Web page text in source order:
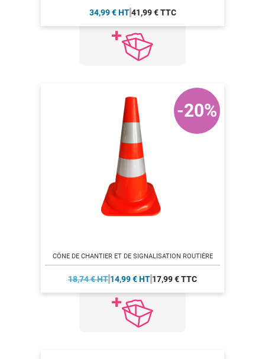
34,99 € HT 41,99 € TTC
CÔNE DE CHANTIER ET DE SIGNALISATION ROUTIÈRE
18,74 € HT 14,99 € HT 17,99 € TTC
-20%